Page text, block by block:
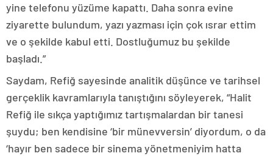
yine telefonu yüzüme kapattı. Daha sonra evine
ziyarette bulundum, yazı yazması için çok ısrar ettim
ve o şekilde kabul etti. Dostluğumuz bu şekilde
başladı.”
Saydam, Refiğ sayesinde analitik düşünce ve tarihsel
gerçeklik kavramlarıyla tanıştığını söyleyerek, “Halit
Refiğ ile sıkça yaptığımız tartışmalardan bir tanesi
şuydu; ben kendisine ‘bir münevversin’ diyordum, o da
‘hayır ben sadece bir sinema yönetmeniyim hatta